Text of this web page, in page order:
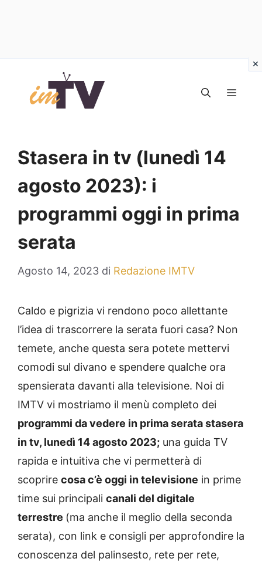
contenuto
Stasera in tv (lunedì 14
agosto 2023): i
programmi oggi in prima
serata
Agosto 14, 2023 di Redazione IMTV
Caldo e pigrizia vi rendono poco allettante
l’idea di trascorrere la serata fuori casa? Non
temete, anche questa sera potete mettervi
comodi sul divano e spendere qualche ora
spensierata davanti alla televisione. Noi di
IMTV vi mostriamo il menù completo dei
programmi da vedere in prima serata stasera
in tv, lunedì 14 agosto 2023; una guida TV
rapida e intuitiva che vi permetterà di
scoprire cosa c’è oggi in televisione in prime
time sui principali canali del digitale
terrestre (ma anche il meglio della seconda
serata), con link e consigli per approfondire la
conoscenza del palinsesto, rete per rete,